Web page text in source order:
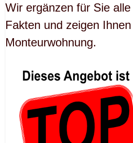
Wir ergänzen für Sie
Fakten und zeigen
Monteurwohnung.